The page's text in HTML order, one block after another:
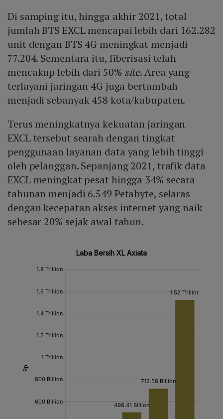
Di samping itu, hingga akhir 2021, total
jumlah BTS EXCL mencapai lebih dari 162.282
unit dengan BTS 4G meningkat menjadi
77.204. Sementara itu, fiberisasi telah
mencakup lebih dari 50% site. Area yang
terlayani jaringan 4G juga bertambah
menjadi sebanyak 458 kota/kabupaten.
Terus meningkatnya kekuatan jaringan
EXCL tersebut searah dengan tingkat
penggunaan layanan data yang lebih tinggi
oleh pelanggan. Sepanjang 2021, trafik data
EXCL meningkat pesat hingga 34% secara
tahunan menjadi 6.549 Petabyte, selaras
dengan kecepatan akses internet yang naik
sebesar 20% sejak awal tahun.